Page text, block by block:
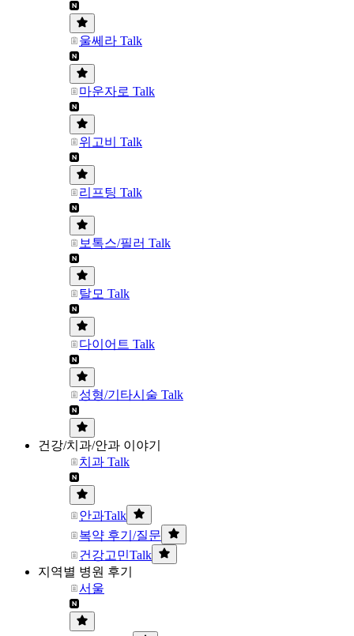
울쎄라 Talk
마운자로 Talk
위고비 Talk
리프팅 Talk
보톡스/필러 Talk
탈모 Talk
다이어트 Talk
성형/기타시술 Talk
건강/치과/안과 이야기
치과 Talk
안과Talk
복약 후기/질문
건강고민Talk
지역별 병원 후기
서울